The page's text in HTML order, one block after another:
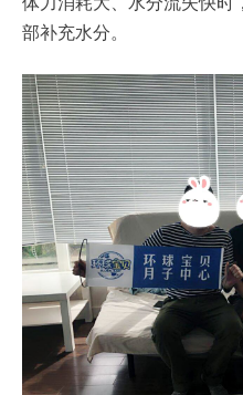
部补充水分。